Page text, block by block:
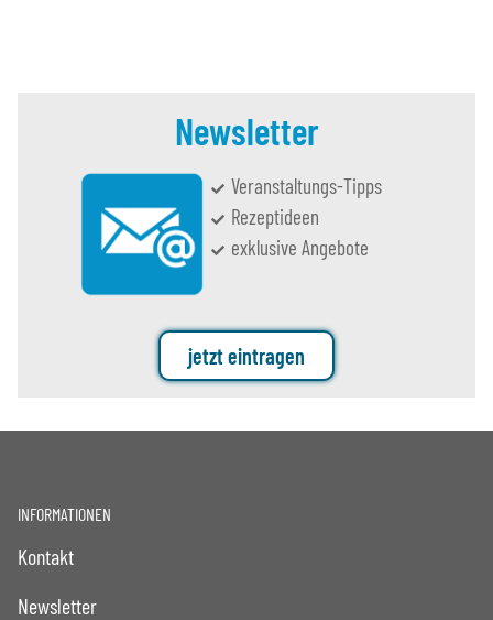
Newsletter
Veranstaltungs-Tipps
Rezeptideen
exklusive Angebote
jetzt eintragen
INFORMATIONEN
Kontakt
Newsletter